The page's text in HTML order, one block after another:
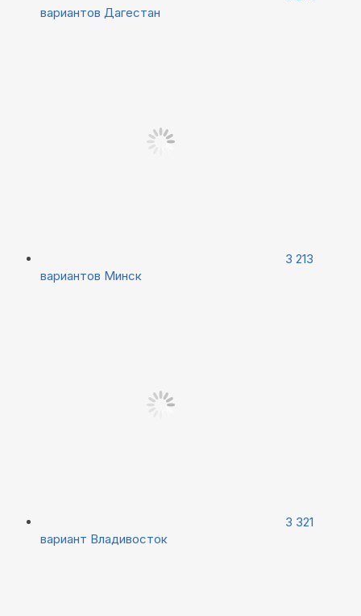
вариантов Дагестан
3 213
вариантов Минск
3 321
вариант Владивосток